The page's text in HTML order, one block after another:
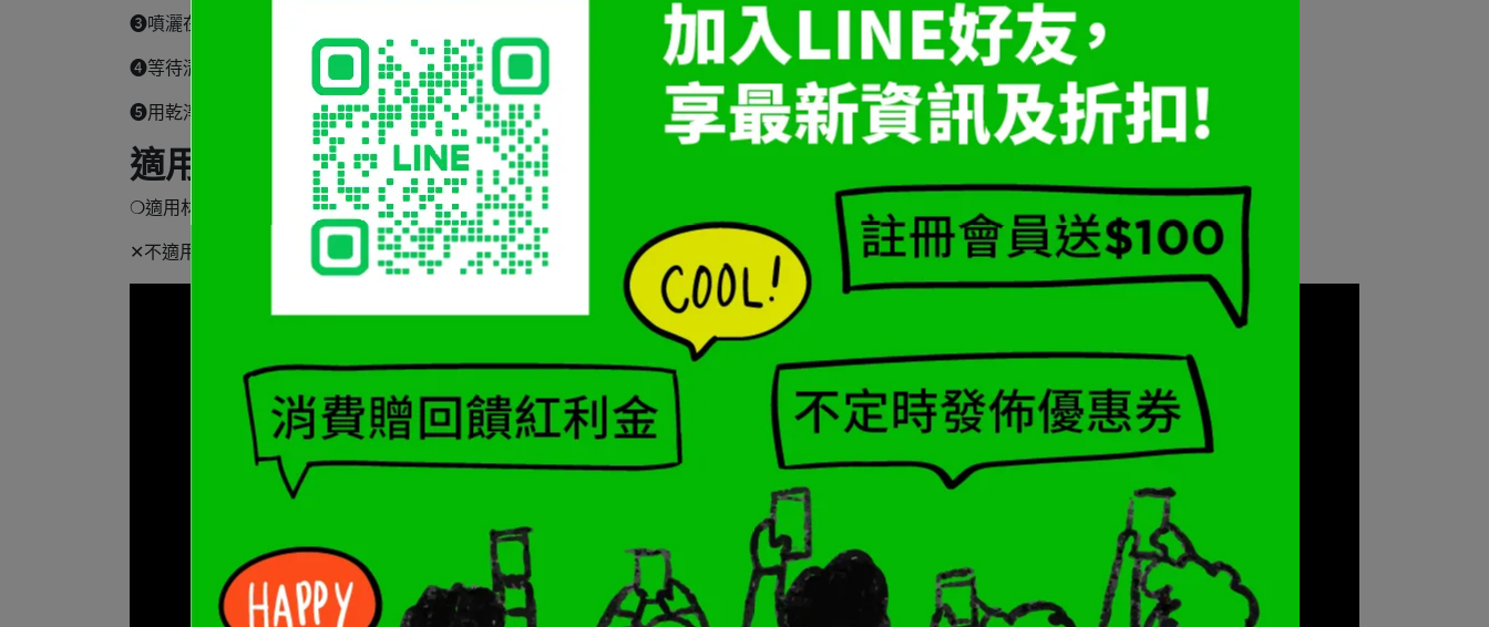
➌噴灑在煞車系統，以清潔來令片及碟盤。
➍等待清潔劑蒸發。
➎用乾淨的乾布擦去多餘的清潔劑。
適用及不適用材質
❍適用材質｜煞車系統、碳纖維
✕不適用材質｜烤漆、陽極處理金屬